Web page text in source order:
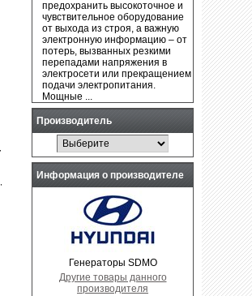
предохранить высокоточное и
чувствительное оборудование
от выхода из строя, а важную
электронную информацию – от
потерь, вызванных резкими
перепадами напряжения в
электросети или прекращением
подачи электропитания.
Мощные ...
Производитель
Информация о производителе
Генераторы SDMO
Другие товары данного
производителя